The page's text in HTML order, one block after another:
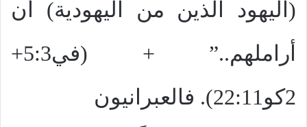
(اليهود الذين من اليهودية) أن
أراملهم..” + (في5:3+
2كو22:11). فالعبرانيون